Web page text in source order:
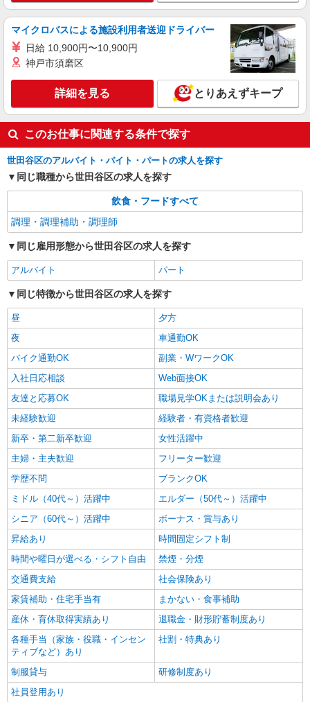
キープ 詳細を見る
アルバイト パート
SOMPOケア ラヴィーレ 成城南
時給1360円〜1510円 ※経験等による ★早朝時
給（5:00〜8:00）時給＋100円 ★希望収入があり
ましたら、ご相談いただければ希望条件に合うか
の確認もいたします。 ★時間外手当別途支給 ★上
記金額は働きがい向上手当を含みます。 ★働きが
社会保険加入者は更に＋50円
東京都世田谷区喜多見3丁目5-5
キープ 詳細を見る
マイクロバスによる施設利用者送迎ドライバー
日給 10,900円〜10,900円
神戸市須磨区
詳細を見る とりあえずキープ
このお仕事に関連する条件で探す
世田谷区のアルバイト・バイト・パートの求人を探す
同じ職種から世田谷区の求人を探す
飲食・フードすべて
調理・調理補助・調理師
同じ雇用形態から世田谷区の求人を探す
アルバイト パート
同じ特徴から世田谷区の求人を探す
昼
夕方
夜
車通勤OK
バイク通勤OK
副業・WワークOK
入社日応相談
Web面接OK
友達と応募OK
職場見学OKまたは説明会あり
未経験歓迎
経験者・有資格者歓迎
新卒・第二新卒歓迎
女性活躍中
主婦・主夫歓迎
フリーター歓迎
学歴不問
ブランクOK
ミドル（40代～）活躍中
エルダー（50代～）活躍中
シニア（60代～）活躍中
ボーナス・賞与あり
昇給あり
時間固定シフト制
時間や曜日が選べる・シフト自由
禁煙・分煙
交通費支給
社会保険あり
家賃補助・住宅手当有
まかない・食事補助
産休・育休取得実績あり
退職金・財形貯蓄制度あり
各種手当（家族・役職・インセン
ティブなど）あり
社割・特典あり
制服貸与
研修制度あり
社員登用あり